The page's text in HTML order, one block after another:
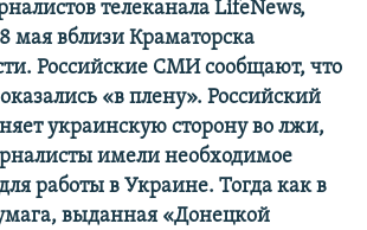
телеканала LifeNews,
мая вблизи Краматорска
Российские СМИ сообщают, что
«в плену». Российский
украинскую сторону во лжи,
имели необходимое
работы в Украине. Тогда как в
выданная «Донецкой